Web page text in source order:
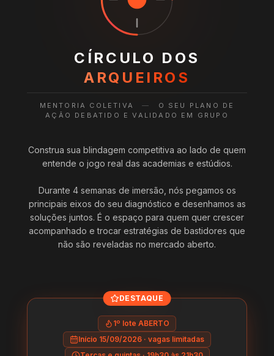
CÍRCULO DOS
ARQUEIROS
MENTORIA COLETIVA —
O SEU PLANO DE
AÇÃO DEBATIDO E VALIDADO EM GRUPO
Construa sua blindagem competitiva ao lado de quem
entende o jogo real das academias e estúdios.
Durante 4 semanas de imersão, nós pegamos os
principais eixos do seu diagnóstico e desenhamos as
soluções juntos. É o espaço para quem quer crescer
acompanhado e trocar estratégias de bastidores que
não são reveladas no mercado aberto.
DESTAQUE
1º lote ABERTO
Início 15/09/2026 · vagas limitadas